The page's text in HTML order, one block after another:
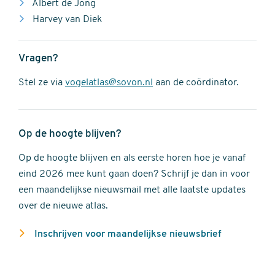
Albert de Jong
Harvey van Diek
Vragen?
Stel ze via vogelatlas@sovon.nl aan de coördinator.
Op de hoogte blijven?
Op de hoogte blijven en als eerste horen hoe je vanaf
eind 2026 mee kunt gaan doen? Schrijf je dan in voor
een maandelijkse nieuwsmail met alle laatste updates
over de nieuwe atlas.
Inschrijven voor maandelijkse nieuwsbrief